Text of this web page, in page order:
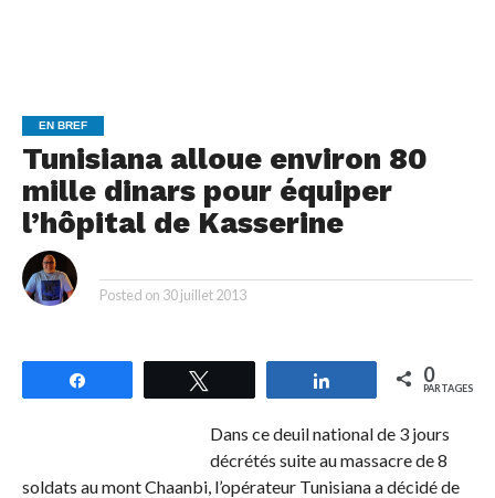
EN BREF
Tunisiana alloue environ 80
mille dinars pour équiper
l’hôpital de Kasserine
Posted on 30 juillet 2013
Partagez 0
PARTAGES
Dans ce deuil national de 3 jours
décrétés suite au massacre de 8
soldats au mont Chaanbi, l’opérateur Tunisiana a décidé de